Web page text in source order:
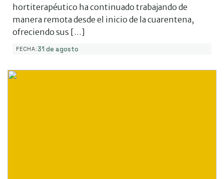
hortiterapéutico ha continuado trabajando de
manera remota desde el inicio de la cuarentena,
ofreciendo sus […]
FECHA:31 de agosto